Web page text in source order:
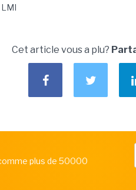
Cet article vous a plu?
plus de 50000